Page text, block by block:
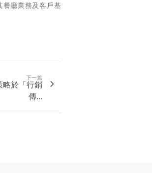
廳業務及客戶基
下一篇
略於「行銷
傳...